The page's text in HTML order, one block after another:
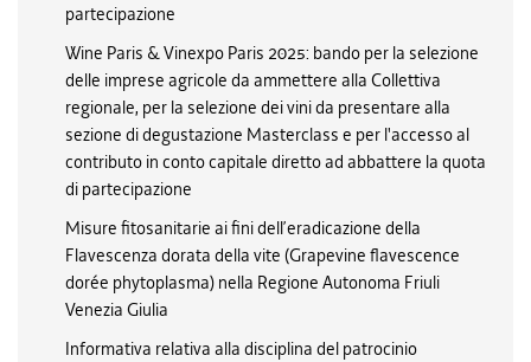
partecipazione
Wine Paris & Vinexpo Paris 2025: bando per la selezione
delle imprese agricole da ammettere alla Collettiva
regionale, per la selezione dei vini da presentare alla
sezione di degustazione Masterclass e per l'accesso al
contributo in conto capitale diretto ad abbattere la quota
di partecipazione
Misure fitosanitarie ai fini dell’eradicazione della
Flavescenza dorata della vite (Grapevine flavescence
dorée phytoplasma) nella Regione Autonoma Friuli
Venezia Giulia
Informativa relativa alla disciplina del patrocinio